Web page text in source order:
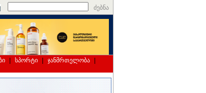
ძებნა
სპორტი ჯანმრთელობა